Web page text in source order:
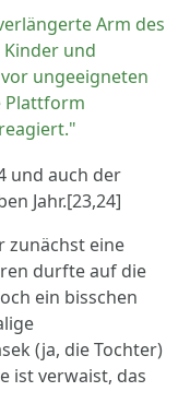
Arm des
Kinder und
ungeeigneten
Plattform
und auch der
Jahr.[23,24]
zunächst eine
durfte auf die
ein bisschen
(ja, die Tochter)
ist verwaist, das